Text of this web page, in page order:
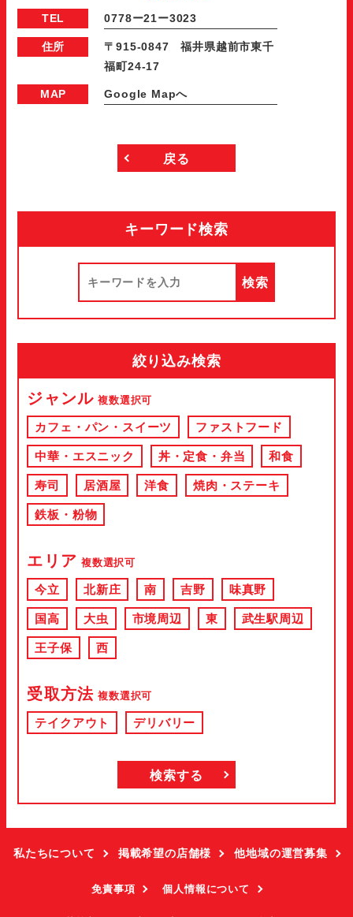
TEL 0778ー21ー3023
住所
〒915‐0847 福井県越前市東千
福町24-17
MAP Google Mapへ
戻る
キーワード検索
絞り込み検索
ジャンル 複数選択可
カフェ・パン・スイーツ ファストフード
中華・エスニック 丼・定食・弁当 和食
寿司 居酒屋 洋食 焼肉・ステーキ
鉄板・粉物
エリア 複数選択可
今立 北新庄 南 吉野 味真野
国高 大虫 市境周辺 東 武生駅周辺
王子保 西
受取方法 複数選択可
テイクアウト デリバリー
私たちについて 掲載希望の店舗様 他地域の運営募集
免責事項 個人情報について